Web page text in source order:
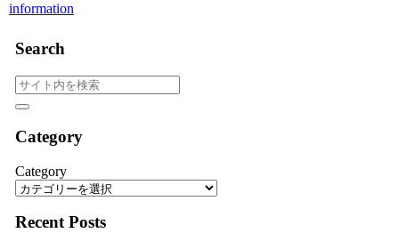
information
Search
Category
Category
Recent Posts